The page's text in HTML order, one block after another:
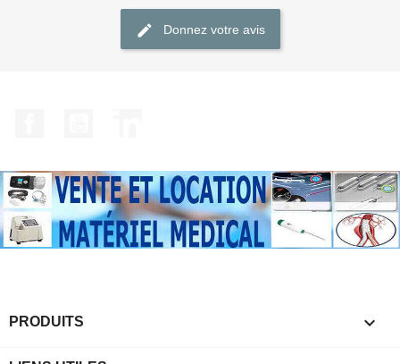
Donnez votre avis
PRODUITS 